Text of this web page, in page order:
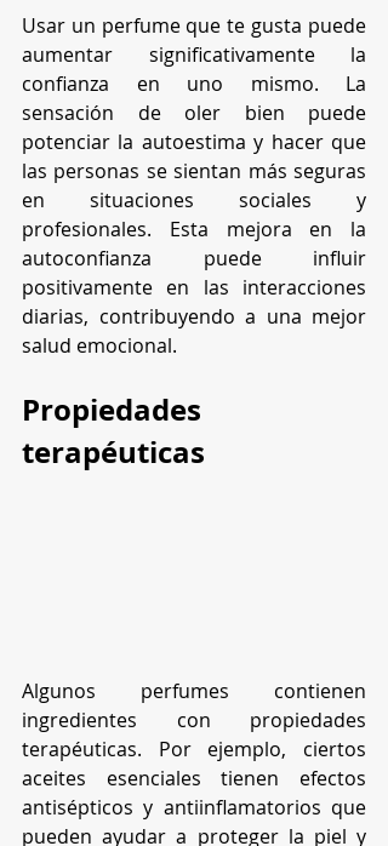
Usar un perfume que te gusta puede
aumentar significativamente la
confianza en uno mismo. La
sensación de oler bien puede
potenciar la autoestima y hacer que
las personas se sientan más seguras
en situaciones sociales y
profesionales. Esta mejora en la
autoconfianza puede influir
positivamente en las interacciones
diarias, contribuyendo a una mejor
salud emocional.
Propiedades
terapéuticas
Algunos perfumes contienen
ingredientes con propiedades
terapéuticas. Por ejemplo, ciertos
aceites esenciales tienen efectos
antisépticos y antiinflamatorios que
pueden ayudar a proteger la piel y